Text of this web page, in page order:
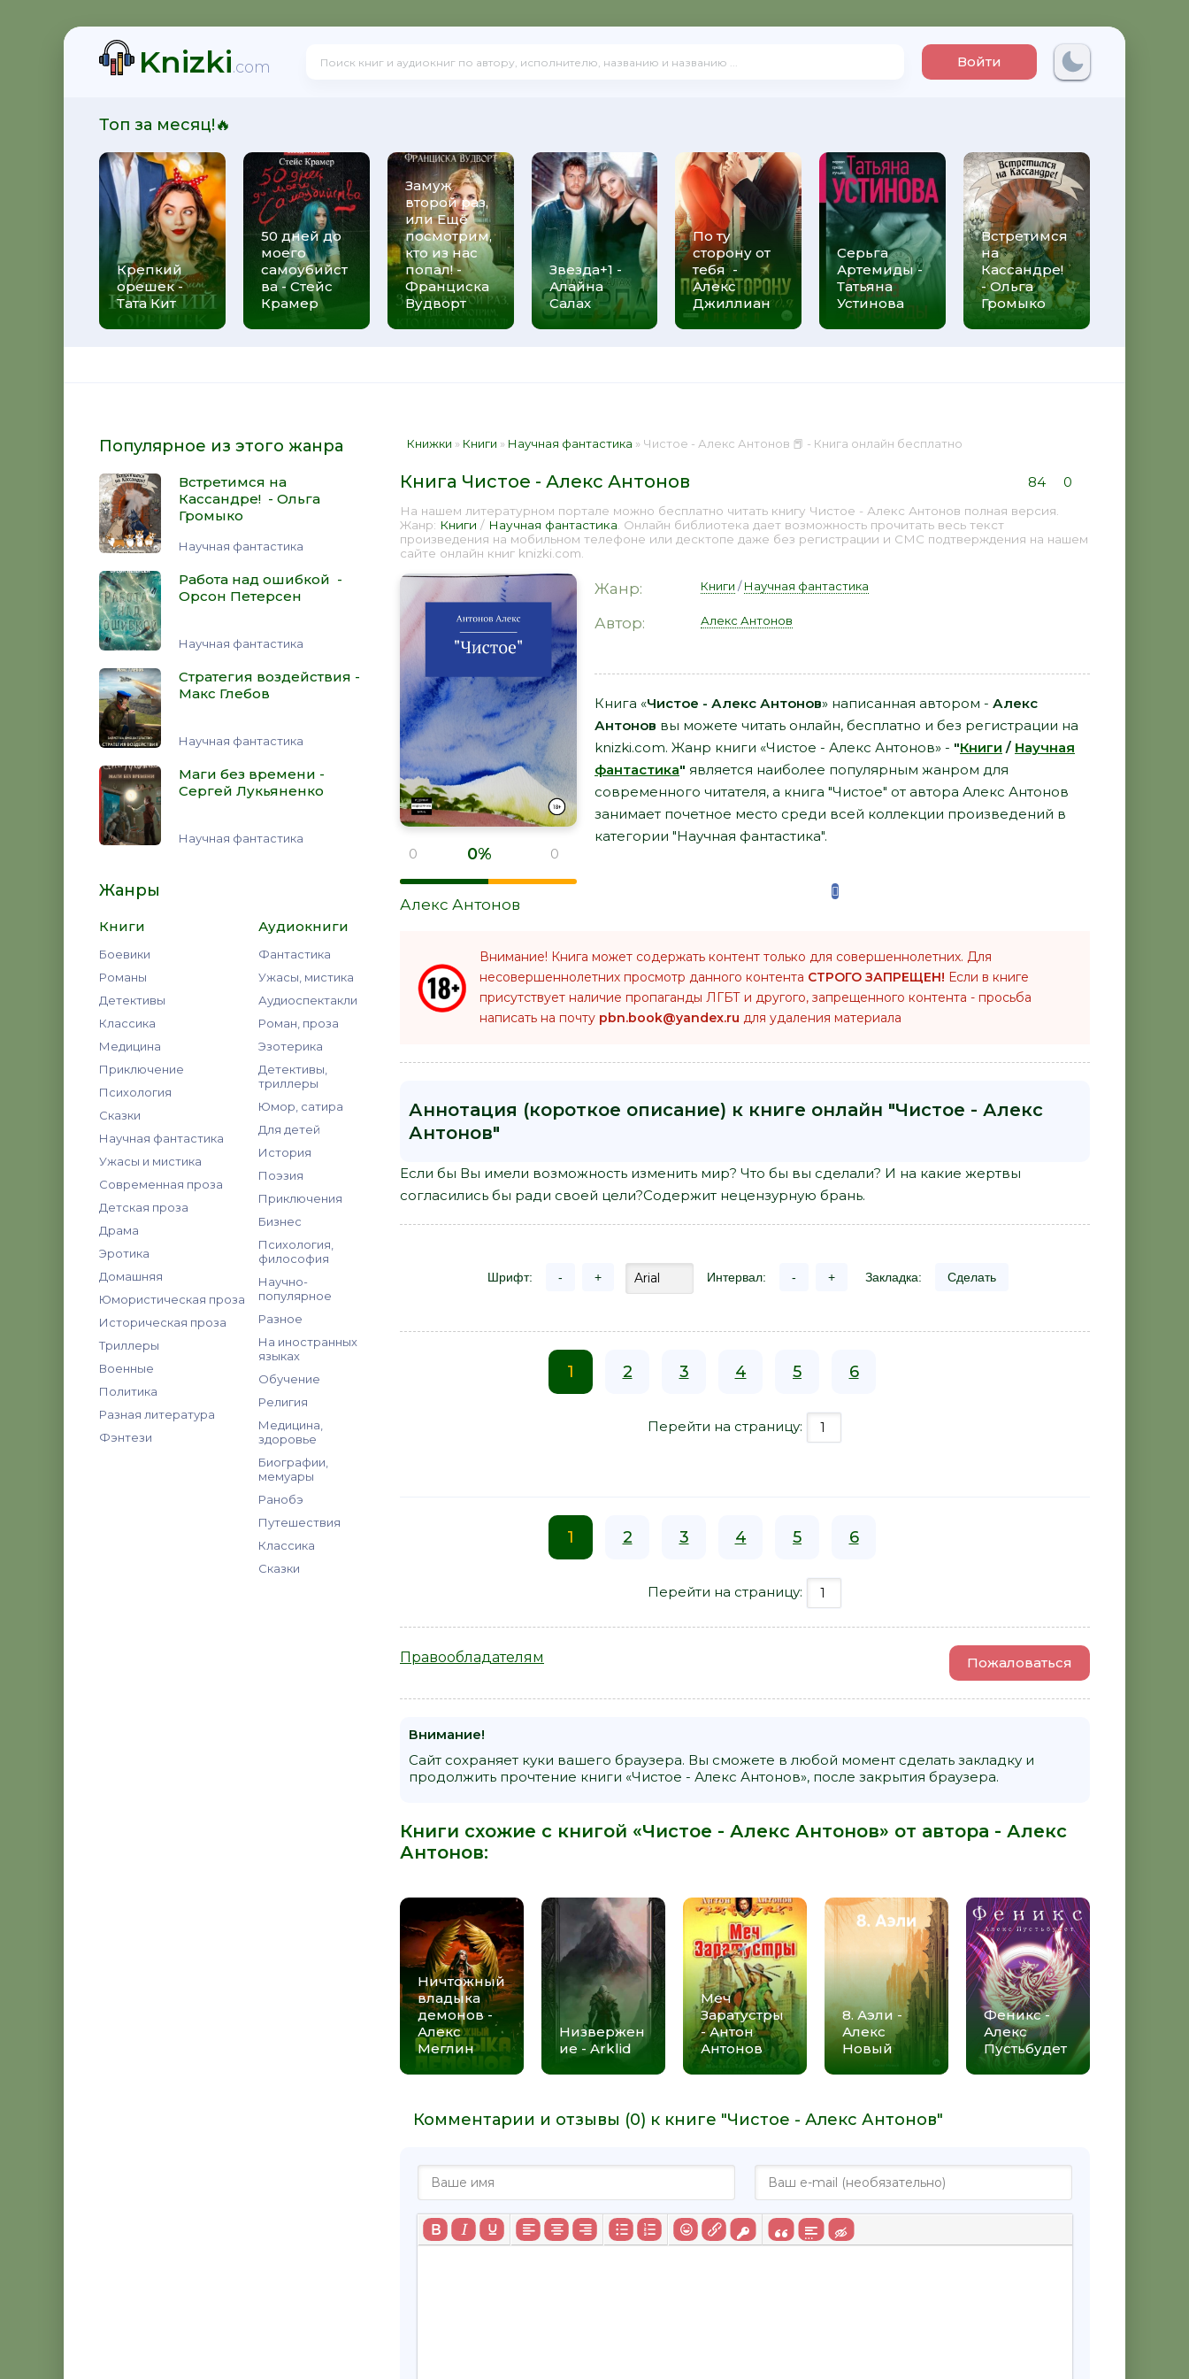
Knizki.com Войти
Топ за месяц!🔥
Крепкий
орешек -
Тата Кит
50 дней до
моего
самоубийст
ва - Стейс
Крамер
Замуж
второй раз,
или Ещё
посмотрим,
кто из нас
попал! -
Франциска
Вудворт
Звезда+1 -
Алайна
Салах
По ту
сторону от
тебя -
Алекс
Джиллиан
Серьга
Артемиды -
Татьяна
Устинова
Встретимся
на
Кассандре!
- Ольга
Громыко
Популярное из этого жанра
Встретимся на
Кассандре! - Ольга
Громыко
Научная фантастика
Работа над ошибкой -
Орсон Петерсен
Научная фантастика
Стратегия воздействия -
Макс Глебов
Научная фантастика
Маги без времени -
Сергей Лукьяненко
Научная фантастика
Жанры
Книги
Боевики
Романы
Детективы
Классика
Медицина
Приключение
Психология
Сказки
Научная фантастика
Ужасы и мистика
Современная проза
Детская проза
Драма
Эротика
Домашняя
Юмористическая проза
Историческая проза
Триллеры
Военные
Политика
Разная литература
Фэнтези
Аудиокниги
Фантастика
Ужасы, мистика
Аудиоспектакли
Роман, проза
Эзотерика
Детективы,
триллеры
Юмор, сатира
Для детей
История
Поэзия
Приключения
Бизнес
Психология,
философия
Научно-
популярное
Разное
На иностранных
языках
Обучение
Религия
Медицина,
здоровье
Биографии,
мемуары
Ранобэ
Путешествия
Классика
Сказки
Книжки » Книги » Научная фантастика » Чистое - Алекс Антонов 📕 - Книга онлайн бесплатно
Книга Чистое - Алекс Антонов 84 0
На нашем литературном портале можно бесплатно читать книгу Чистое - Алекс Антонов полная версия.
Жанр: Книги / Научная фантастика . Онлайн библиотека дает возможность прочитать весь текст
произведения на мобильном телефоне или десктопе даже без регистрации и СМС подтверждения на нашем
сайте онлайн книг knizki.com.
0 0% 0
Алекс Антонов
Жанр: Книги /Научная фантастика
Автор: Алекс Антонов
Книга «Чистое - Алекс Антонов» написанная автором - Алекс
Антонов вы можете читать онлайн, бесплатно и без регистрации на
knizki.com. Жанр книги «Чистое - Алекс Антонов» - "Книги / Научная
фантастика" является наиболее популярным жанром для
современного читателя, а книга "Чистое" от автора Алекс Антонов
занимает почетное место среди всей коллекции произведений в
категории "Научная фантастика".
Внимание! Книга может содержать контент только для совершеннолетних. Для
несовершеннолетних просмотр данного контента СТРОГО ЗАПРЕЩЕН! Если в книге
присутствует наличие пропаганды ЛГБТ и другого, запрещенного контента - просьба
написать на почту pbn.book@yandex.ru для удаления материала
Аннотация (короткое описание) к книге онлайн "Чистое - Алекс
Антонов"
Если бы Вы имели возможность изменить мир? Что бы вы сделали? И на какие жертвы
согласились бы ради своей цели?Содержит нецензурную брань.
Шрифт: - + Интервал: - + Закладка: Сделать
1 2 3 4 5 6
Перейти на страницу:
1 2 3 4 5 6
Перейти на страницу:
Правообладателям Пожаловаться
Внимание!
Сайт сохраняет куки вашего браузера. Вы сможете в любой момент сделать закладку и
продолжить прочтение книги «Чистое - Алекс Антонов», после закрытия браузера.
Книги схожие с книгой «Чистое - Алекс Антонов» от автора - Алекс
Антонов:
Ничтожный
владыка
демонов -
Алекс
Меглин
Низвержен
ие - Arklid
Меч
Заратустры
- Антон
Антонов
8. Аэли -
Алекс
Новый
Феникс -
Алекс
Пустьбудет
Комментарии и отзывы (0) к книге "Чистое - Алекс Антонов"
- Ольга Громыко
Петерсен